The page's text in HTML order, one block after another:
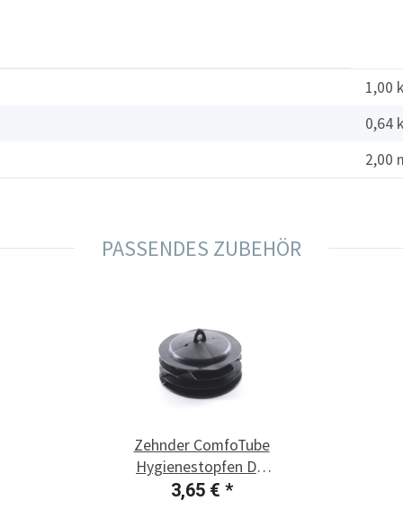
1,00
0,64
2,00
PASSENDES ZUBEHÖR
Zehnder ComfoTube
Hygienestopfen DN
75, 1 Stück
3,65 € *